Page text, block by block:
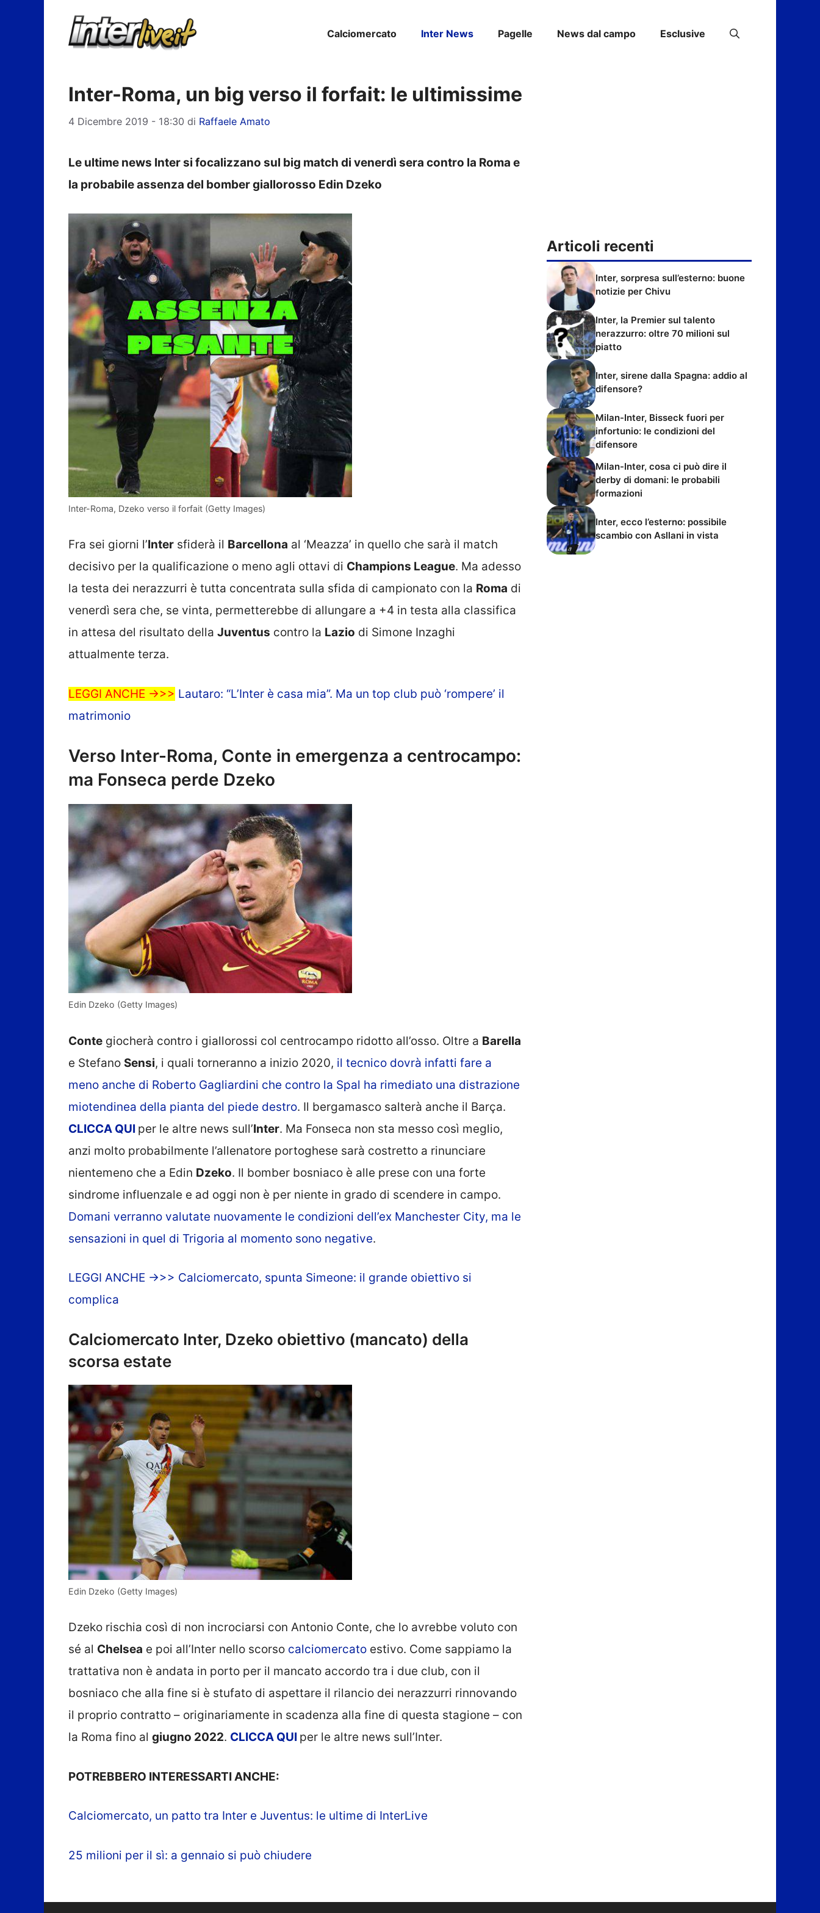
Calciomercato Inter News Pagelle News dal campo Esclusive
Inter-Roma, un big verso il forfait: le ultimissime
4 Dicembre 2019 - 18:30 di Raffaele Amato
Le ultime news Inter si focalizzano sul big match di venerdì sera contro la Roma e
la probabile assenza del bomber giallorosso Edin Dzeko
Inter-Roma, Dzeko verso il forfait (Getty Images)
Fra sei giorni l’Inter sfiderà il Barcellona al ‘Meazza’ in quello che sarà il match
decisivo per la qualificazione o meno agli ottavi di Champions League. Ma adesso
la testa dei nerazzurri è tutta concentrata sulla sfida di campionato con la Roma di
venerdì sera che, se vinta, permetterebbe di allungare a +4 in testa alla classifica
in attesa del risultato della Juventus contro la Lazio di Simone Inzaghi
attualmente terza.
LEGGI ANCHE ->>> Lautaro: “L’Inter è casa mia”. Ma un top club può ‘rompere’ il
matrimonio
Verso Inter-Roma, Conte in emergenza a centrocampo:
ma Fonseca perde Dzeko
Edin Dzeko (Getty Images)
Conte giocherà contro i giallorossi col centrocampo ridotto all’osso. Oltre a Barella
e Stefano Sensi, i quali torneranno a inizio 2020, il tecnico dovrà infatti fare a
meno anche di Roberto Gagliardini che contro la Spal ha rimediato una distrazione
miotendinea della pianta del piede destro. Il bergamasco salterà anche il Barça.
CLICCA QUI per le altre news sull’Inter. Ma Fonseca non sta messo così meglio,
anzi molto probabilmente l’allenatore portoghese sarà costretto a rinunciare
nientemeno che a Edin Dzeko. Il bomber bosniaco è alle prese con una forte
sindrome influenzale e ad oggi non è per niente in grado di scendere in campo.
Domani verranno valutate nuovamente le condizioni dell’ex Manchester City, ma le
sensazioni in quel di Trigoria al momento sono negative.
LEGGI ANCHE ->>> Calciomercato, spunta Simeone: il grande obiettivo si
complica
Calciomercato Inter, Dzeko obiettivo (mancato) della
scorsa estate
Edin Dzeko (Getty Images)
Dzeko rischia così di non incrociarsi con Antonio Conte, che lo avrebbe voluto con
sé al Chelsea e poi all’Inter nello scorso calciomercato estivo. Come sappiamo la
trattativa non è andata in porto per il mancato accordo tra i due club, con il
bosniaco che alla fine si è stufato di aspettare il rilancio dei nerazzurri rinnovando
il proprio contratto – originariamente in scadenza alla fine di questa stagione – con
la Roma fino al giugno 2022. CLICCA QUI per le altre news sull’Inter.
POTREBBERO INTERESSARTI ANCHE:
Calciomercato, un patto tra Inter e Juventus: le ultime di InterLive
25 milioni per il sì: a gennaio si può chiudere
Articoli recenti
Inter, sorpresa sull’esterno: buone
notizie per Chivu
Inter, la Premier sul talento
nerazzurro: oltre 70 milioni sul
piatto
Inter, sirene dalla Spagna: addio al
difensore?
Milan-Inter, Bisseck fuori per
infortunio: le condizioni del
difensore
Milan-Inter, cosa ci può dire il
derby di domani: le probabili
formazioni
Inter, ecco l’esterno: possibile
scambio con Asllani in vista